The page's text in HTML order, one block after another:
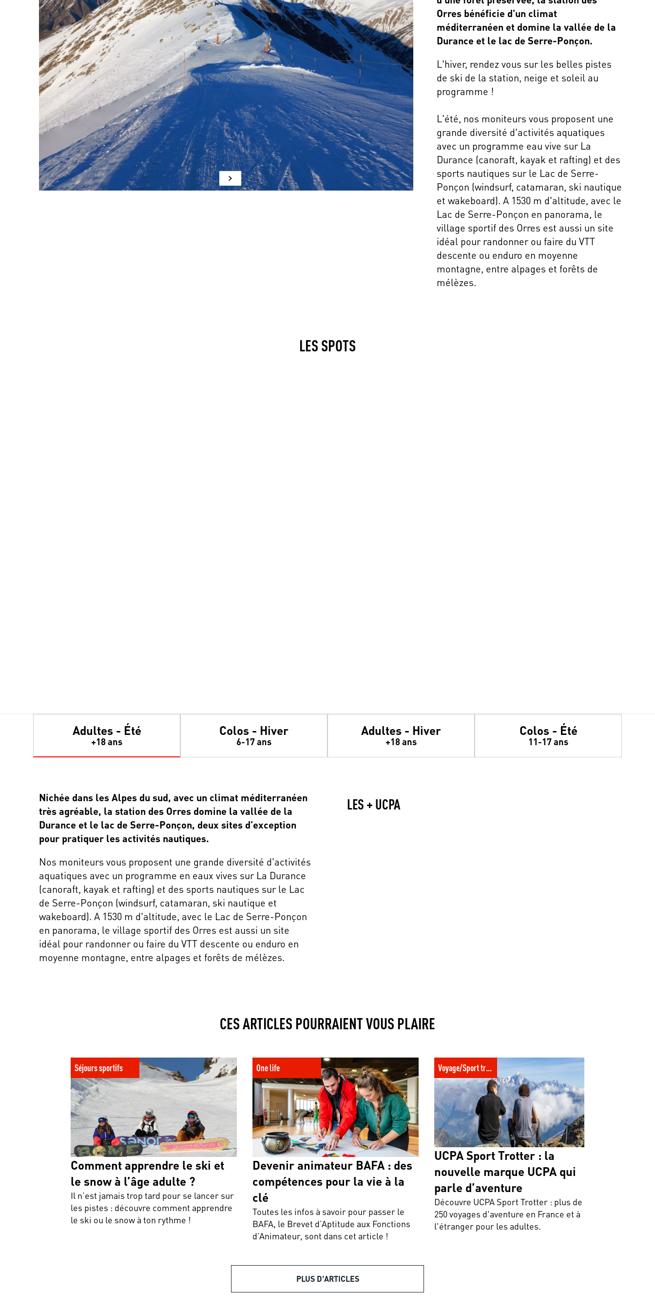
Orres bénéficie d'un climat
méditerranéen et domine la vallée de la
Durance et le lac de Serre-Ponçon.
L'hiver, rendez vous sur les belles pistes
de ski de la station, neige et soleil au
programme !
L'été, nos moniteurs vous proposent une
grande diversité d'activités aquatiques
avec un programme eau vive sur La
Durance (canoraft, kayak et rafting) et des
sports nautiques sur le Lac de Serre-
Ponçon (windsurf, catamaran, ski nautique
et wakeboard). A 1530 m d'altitude, avec le
Lac de Serre-Ponçon en panorama, le
village sportif des Orres est aussi un site
idéal pour randonner ou faire du VTT
descente ou enduro en moyenne
montagne, entre alpages et forêts de
mélèzes.
LES SPOTS
Adultes - Été
+18 ans
Colos - Hiver
6-17 ans
Adultes - Hiver
+18 ans
Colos - Été
11-17 ans
Nichée dans les Alpes du sud, avec un climat méditerranéen
très agréable, la station des Orres domine la vallée de la
Durance et le lac de Serre-Ponçon, deux sites d'exception
pour pratiquer les activités nautiques.
Nos moniteurs vous proposent une grande diversité d'activités
aquatiques avec un programme en eaux vives sur La Durance
(canoraft, kayak et rafting) et des sports nautiques sur le Lac
de Serre-Ponçon (windsurf, catamaran, ski nautique et
wakeboard). A 1530 m d'altitude, avec le Lac de Serre-Ponçon
en panorama, le village sportif des Orres est aussi un site
idéal pour randonner ou faire du VTT descente ou enduro en
moyenne montagne, entre alpages et forêts de mélèzes.
LES + UCPA
CES ARTICLES POURRAIENT VOUS PLAIRE
Séjours sportifs
Comment apprendre le ski et
le snow à l’âge adulte ?
Il n’est jamais trop tard pour se lancer sur
les pistes : découvre comment apprendre
le ski ou le snow à ton rythme !
vie à la clé
One life
Devenir animateur BAFA : des
compétences pour la vie à la
clé
Toutes les infos à savoir pour passer le
BAFA, le Brevet d’Aptitude aux Fonctions
d’Animateur, sont dans cet article !
qui parle d’aventure
Voyage/Sport trotter
UCPA Sport Trotter : la
nouvelle marque UCPA qui
parle d’aventure
Découvre UCPA Sport Trotter : plus de
250 voyages d'aventure en France et à
l'étranger pour les adultes.
PLUS D'ARTICLES